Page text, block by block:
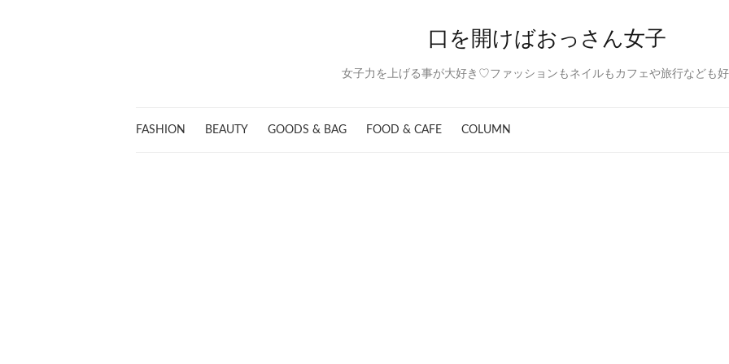
口を開けばおっさん女子
女子力を上げる事が大好き♡ファッションもネイルもカフェや旅行なども好
FASHION BEAUTY GOODS & BAG FOOD & CAFE COLUMN